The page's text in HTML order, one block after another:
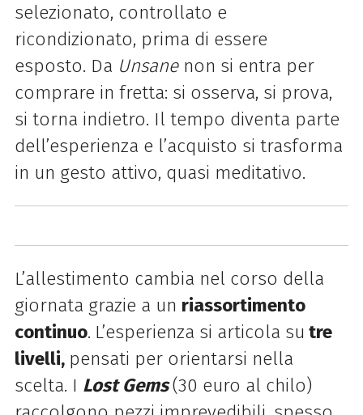
selezionato, controllato e
ricondizionato, prima di essere
esposto. Da Unsane non si entra per
comprare in fretta: si osserva, si prova,
si torna indietro. Il tempo diventa parte
dell’esperienza e l’acquisto si trasforma
in un gesto attivo, quasi meditativo.
L’allestimento cambia nel corso della
giornata grazie a un riassortimento
continuo. L’esperienza si articola su tre
livelli, pensati per orientarsi nella
scelta. I Lost Gems(30 euro al chilo)